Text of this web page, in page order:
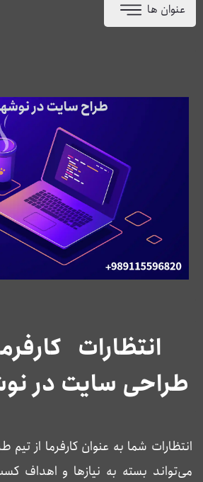
عنوان ها
انتظارات
طراحی سایت در
انتظارات شما به عنوان کارفرما از
می‌تواند بسته به نیازها و اهداف